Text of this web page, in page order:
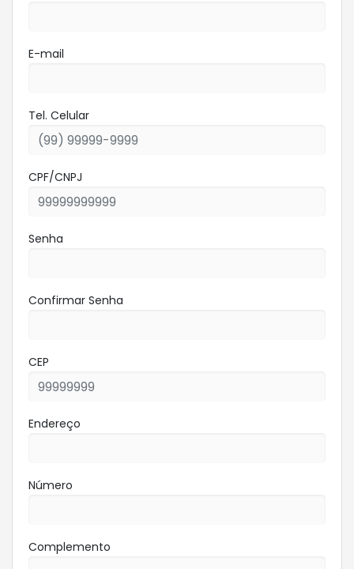
E-mail
Tel. Celular
CPF/CNPJ
Senha
Confirmar Senha
CEP
Endereço
Número
Complemento